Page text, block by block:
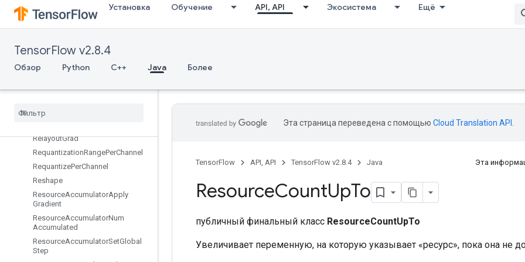
Установка Обучение API, API Экосистема Ещё
TensorFlow v2.8.4
Обзор Python C++ Java Более
RefExit
RefIdentity
RefNextIteration
RefSelect
Register
RelayoutGrad
RequantizationRangePerChannel
RequantizePerChannel
Reshape
ResourceAccumulatorApply
Gradient
ResourceAccumulatorNum
Accumulated
ResourceAccumulatorSetGlobal
Step
Эта страница переведена с помощью Cloud Translation API
TensorFlow API, API TensorFlow v2.8.4 Java Эта
ResourceCountUpTo
публичный финальный класс ResourceCountUpTo
Увеличивает переменную, на которую указывает «ресурс», пока она не